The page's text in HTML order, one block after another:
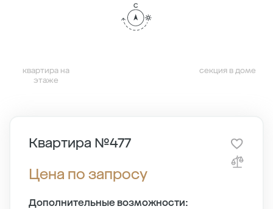
квартира на
этаже
секция в доме
Квартира №477
Цена по запросу
Дополнительные возможности: